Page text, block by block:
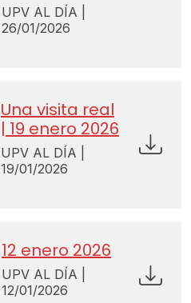
UPV AL DÍA |
26/01/2026
Una visita real
| 19 enero 2026
UPV AL DÍA |
19/01/2026
12 enero 2026
UPV AL DÍA |
12/01/2026